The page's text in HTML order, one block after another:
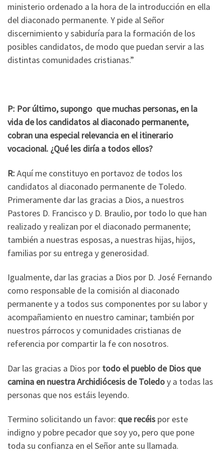
ministerio ordenado a la hora de la introducción en ella
del diaconado permanente. Y pide al Señor
discernimiento y sabiduría para la formación de los
posibles candidatos, de modo que puedan servir a las
distintas comunidades cristianas.”
P: Por último, supongo que muchas personas, en la
vida de los candidatos al diaconado permanente,
cobran una especial relevancia en el itinerario
vocacional. ¿Qué les diría a todos ellos?
R:Aquí me constituyo en portavoz de todos los
candidatos al diaconado permanente de Toledo.
Primeramente dar las gracias a Dios, a nuestros
Pastores D. Francisco y D. Braulio, por todo lo que han
realizado y realizan por el diaconado permanente;
también a nuestras esposas, a nuestras hijas, hijos,
familias por su entrega y generosidad.
Igualmente, dar las gracias a Dios por D. José Fernando
como responsable de la comisión al diaconado
permanente y a todos sus componentes por su labor y
acompañamiento en nuestro caminar; también por
nuestros párrocos y comunidades cristianas de
referencia por compartir la fe con nosotros.
Dar las gracias a Dios por todo el pueblo de Dios que
camina en nuestra Archidiócesis de Toledoy a todas las
personas que nos estáis leyendo.
Termino solicitando un favor: que recéis por este
indigno y pobre pecador que soy yo, pero que pone
toda su confianza en el Señor ante su llamada.